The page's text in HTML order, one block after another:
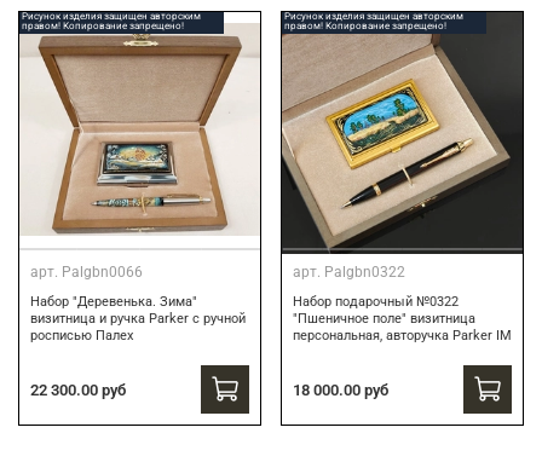
Рисунок изделия защищен авторским
правом! Копирование запрещено!
арт. Palgbn0066
Набор "Деревенька. Зима"
визитница и ручка Parker с ручной
росписью Палех
22 300.00 руб
Рисунок изделия защищен авторским
правом! Копирование запрещено!
арт. Palgbn0322
Набор подарочный №0322
"Пшеничное поле" визитница
персональная, авторучка Parker IM
18 000.00 руб